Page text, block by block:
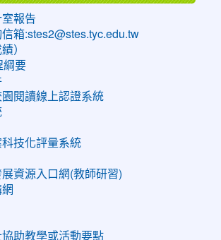
室報告
箱:stes2@stes.tyc.edu.tw
）
綱要
閱讀線上認證系統
技化評量系統
資源入口網(教師研習)
助教學或活動要點